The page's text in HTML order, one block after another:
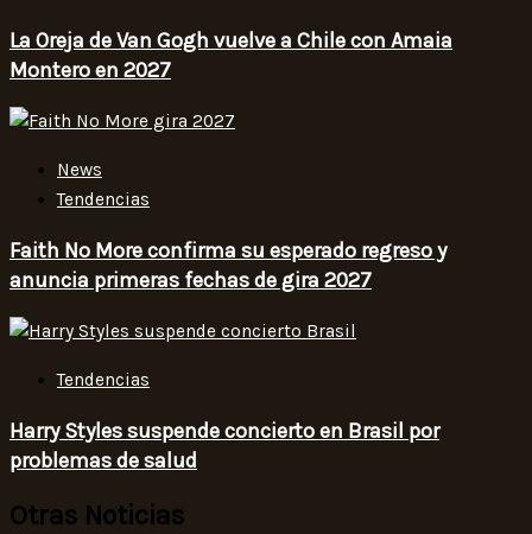
La Oreja de Van Gogh vuelve a Chile con Amaia
Montero en 2027
News
Tendencias
Faith No More confirma su esperado regreso y
anuncia primeras fechas de gira 2027
Tendencias
Harry Styles suspende concierto en Brasil por
problemas de salud
Otras Noticias